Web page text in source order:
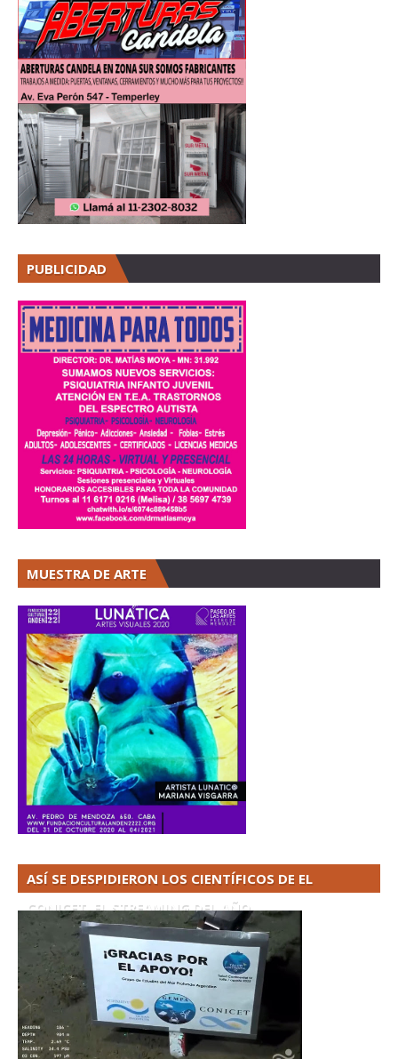
PUBLICIDAD
MUESTRA DE ARTE
ASÍ SE DESPIDIERON LOS CIENTÍFICOS DE EL
CONICET. EL STREAMING DEL AÑO